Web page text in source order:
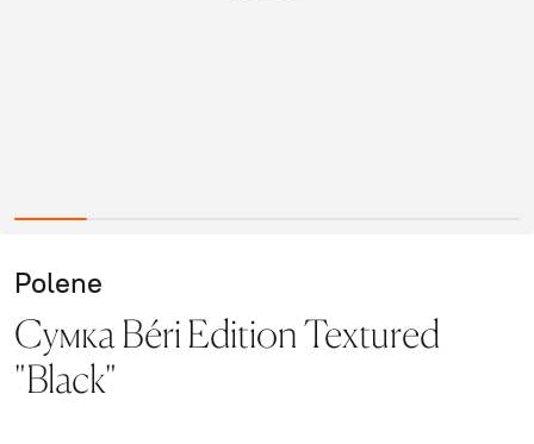
Polene
Сумка Béri Edition Textured
"Black"